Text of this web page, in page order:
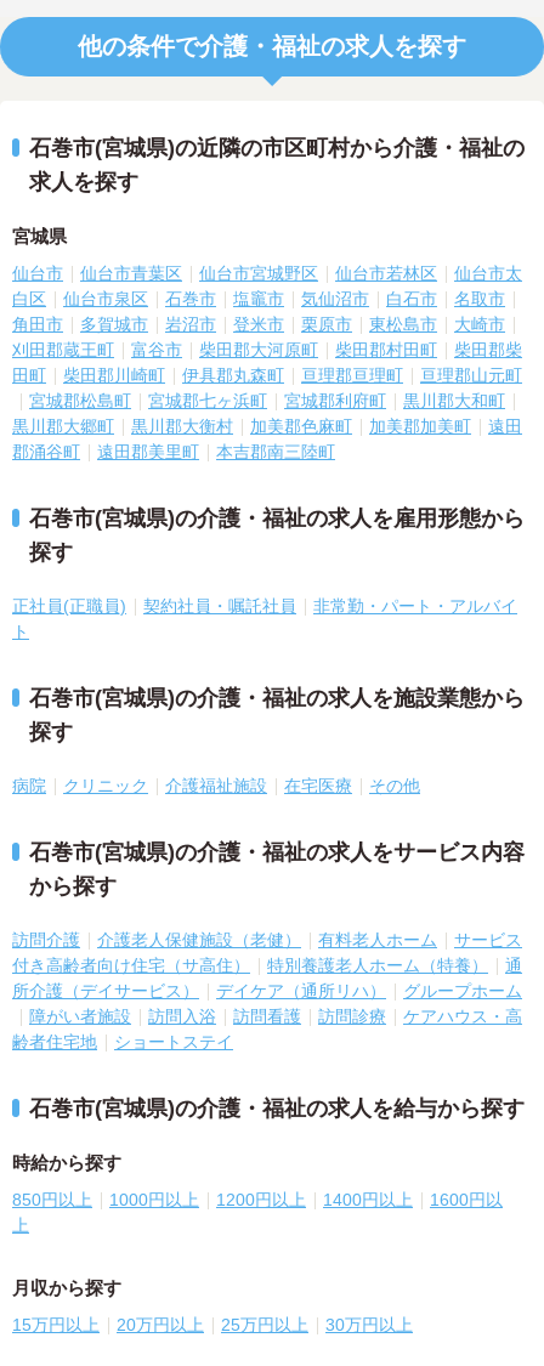
他の条件で介護・福祉の求人を探す
石巻市(宮城県)の近隣の市区町村から介護・福祉の
求人を探す
宮城県
仙台市 仙台市青葉区 仙台市宮城野区 仙台市若林区
仙台市太
白区
仙台市泉区 石巻市 塩竈市 気仙沼市 白石市
名取市
角田市
多賀城市 岩沼市 登米市 栗原市 東松島市
大崎市
刈田郡蔵王町
富谷市 柴田郡大河原町 柴田郡村田町
柴田郡柴
田町
柴田郡川崎町 伊具郡丸森町 亘理郡亘理町
亘理郡山元町
宮城郡松島町
宮城郡七ヶ浜町 宮城郡利府町
黒川郡大和町
黒川郡大郷町
黒川郡大衡村 加美郡色麻町 加美郡加美町
遠田
郡涌谷町
遠田郡美里町 本吉郡南三陸町
石巻市(宮城県)の介護・福祉の求人を雇用形態から
探す
正社員(正職員) 契約社員・嘱託社員
非常勤・パート・アルバイ
ト
石巻市(宮城県)の介護・福祉の求人を施設業態から
探す
病院 クリニック 介護福祉施設 在宅医療 その他
石巻市(宮城県)の介護・福祉の求人をサービス内容
から探す
訪問介護 介護老人保健施設（老健） 有料老人ホーム
サービス
付き高齢者向け住宅（サ高住）
特別養護老人ホーム（特養）
通
所介護（デイサービス）
デイケア（通所リハ）
グループホーム
障がい者施設
訪問入浴 訪問看護 訪問診療
ケアハウス・高
齢者住宅地
ショートステイ
石巻市(宮城県)の介護・福祉の求人を給与から探す
時給から探す
850円以上 1000円以上 1200円以上 1400円以上
1600円以
上
月収から探す
15万円以上 20万円以上 25万円以上 30万円以上